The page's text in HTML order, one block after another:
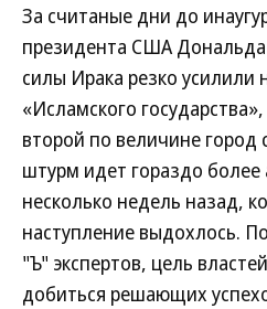
За считаные дни до
президента США
силы Ирака резко усилили
«Исламского
второй по величине город
штурм идет гораздо более
несколько недель назад,
наступление выдохлось.
"Ъ" экспертов, цель
добиться решающих